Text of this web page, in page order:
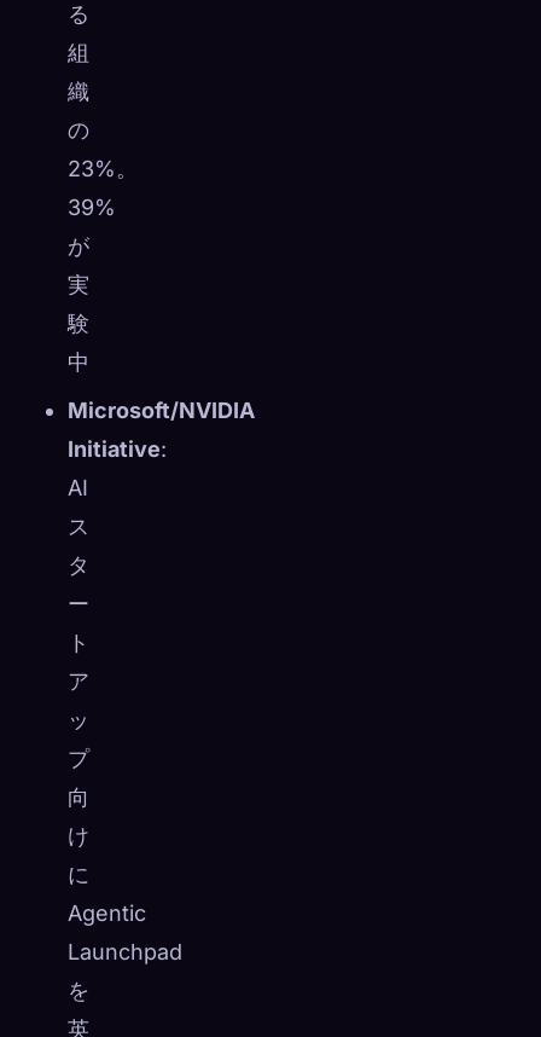
る
組
織
の
23%。
39%
が
実
験
中
Microsoft/NVIDIA
Initiative:
AI
ス
タ
ー
ト
ア
ッ
プ
向
け
に
Agentic
Launchpad
を
英